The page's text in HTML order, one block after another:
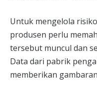
Untuk mengelola
produsen perlu
tersebut muncul dan
Data dari pabrik
memberikan